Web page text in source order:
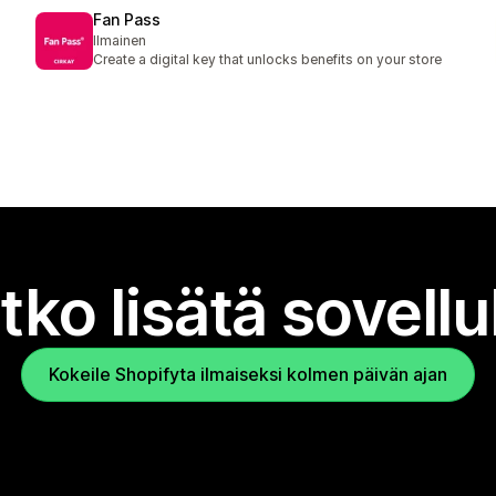
Fan Pass
Ilmainen
Create a digital key that unlocks benefits on your store
lisätä
Kokeile Shopifyta ilmaiseksi kolmen päivän ajan